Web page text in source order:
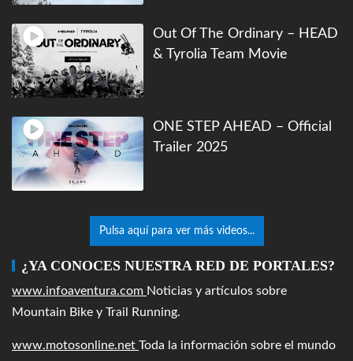
Out Of The Ordinary – HEAD
& Tyrolia Team Movie
ONE STEP AHEAD – Official
Trailer 2025
Pulsa aquí para ver más videos...
¿YA CONOCES NUESTRA RED DE PORTALES?
www.infoaventura.com Noticias y artículos sobre
Mountain Bike y Trail Running.
www.motosonline.net Toda la información sobre el mundo